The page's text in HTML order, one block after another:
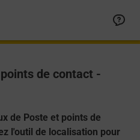
de contact -
de Poste et points de
l'outil de localisation pour